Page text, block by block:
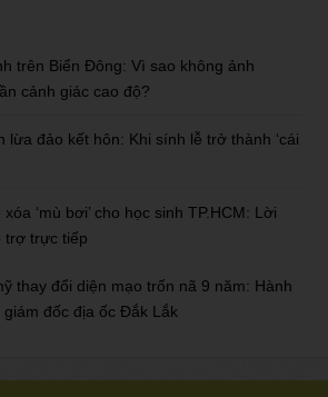
trên Biển Đông: Vì sao không ảnh
cảnh giác cao độ?
lừa đảo kết hôn: Khi sính lễ trở thành ‘cái
‘mù bơi’ cho học sinh TP.HCM: Lời
trợ trực tiếp
thay đổi diện mạo trốn nã 9 năm: Hành
đốc địa ốc Đắk Lắk